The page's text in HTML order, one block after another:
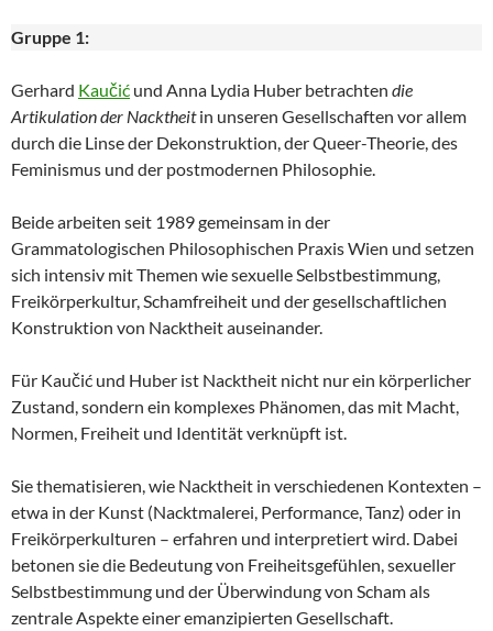
Gruppe 1:
Gerhard Kaučić und Anna Lydia Huber betrachten die
Artikulation der Nacktheitin unseren Gesellschaften vor allem
durch die Linse der Dekonstruktion, der Queer-Theorie, des
Feminismus und der postmodernen Philosophie.
Beide arbeiten seit 1989 gemeinsam in der
Grammatologischen Philosophischen Praxis Wien und setzen
sich intensiv mit Themen wie sexuelle Selbstbestimmung,
Freikörperkultur, Schamfreiheit und der gesellschaftlichen
Konstruktion von Nacktheit auseinander.
Für Kaučić und Huber ist Nacktheit nicht nur ein körperlicher
Zustand, sondern ein komplexes Phänomen, das mit Macht,
Normen, Freiheit und Identität verknüpft ist.
Sie thematisieren, wie Nacktheit in verschiedenen Kontexten –
etwa in der Kunst (Nacktmalerei, Performance, Tanz) oder in
Freikörperkulturen – erfahren und interpretiert wird. Dabei
betonen sie die Bedeutung von Freiheitsgefühlen, sexueller
Selbstbestimmung und der Überwindung von Scham als
zentrale Aspekte einer emanzipierten Gesellschaft.